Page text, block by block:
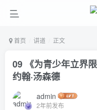
首页 讲道 正文
09 《为青少年立界
约翰·汤森德
admin
2年前发布